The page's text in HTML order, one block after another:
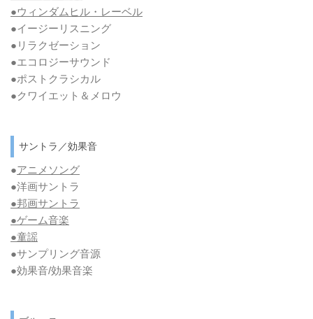
●ウィンダムヒル・レーベル
●イージーリスニング
●リラクゼーション
●エコロジーサウンド
●ポストクラシカル
●クワイエット＆メロウ
サントラ／効果音
●アニメソング
●洋画サントラ
●邦画サントラ
●ゲーム音楽
●童謡
●サンプリング音源
●効果音/効果音楽